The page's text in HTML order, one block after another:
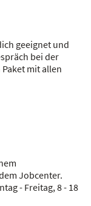
geeignet und
bei der
mit allen
Jobcenter.
- Freitag, 8 - 18